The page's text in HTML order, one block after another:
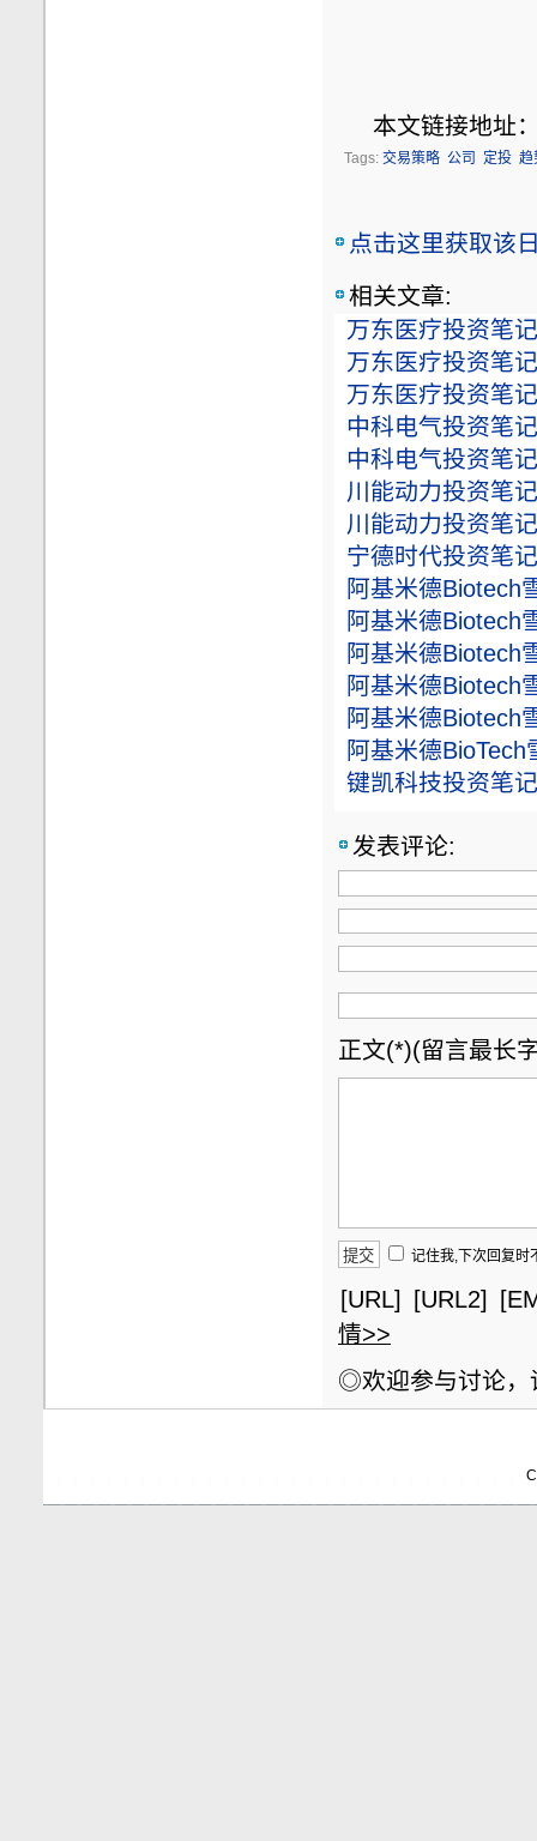
本文链接地址
Tags: 交易策略 公司 定投 趋
点击这里获取该
相关文章:
万东医疗投资笔
万东医疗投资笔
万东医疗投资笔
中科电气投资笔
中科电气投资笔
川能动力投资笔
川能动力投资笔
宁德时代投资笔
阿基米德Biotech
阿基米德Biotech
阿基米德Biotech
阿基米德Biotech
阿基米德Biotech
阿基米德
键凯科技投资笔
发表评论:
正文(*)(留言最长
记住我,下次回复时
[URL] [URL2]
情>>
◎欢迎参与讨论，